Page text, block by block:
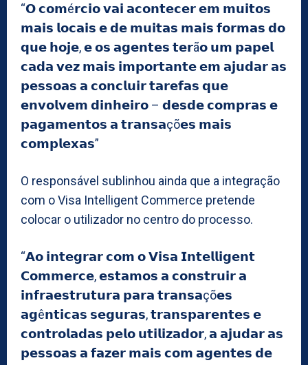
“𝗢 𝗰𝗼𝗺é𝗿𝗰𝗶𝗼 𝘃𝗮𝗶 𝗮𝗰𝗼𝗻𝘁𝗲𝗰𝗲𝗿 𝗲𝗺 𝗺𝘂𝗶𝘁𝗼𝘀
𝗺𝗮𝗶𝘀 𝗹𝗼𝗰𝗮𝗶𝘀 𝗲 𝗱𝗲 𝗺𝘂𝗶𝘁𝗮𝘀 𝗺𝗮𝗶𝘀 𝗳𝗼𝗿𝗺𝗮𝘀 𝗱𝗼
𝗾𝘂𝗲 𝗵𝗼𝗷𝗲, 𝗲 𝗼𝘀 𝗮𝗴𝗲𝗻𝘁𝗲𝘀 𝘁𝗲𝗿ã𝗼 𝘂𝗺 𝗽𝗮𝗽𝗲𝗹
𝗰𝗮𝗱𝗮 𝘃𝗲𝘇 𝗺𝗮𝗶𝘀 𝗶𝗺𝗽𝗼𝗿𝘁𝗮𝗻𝘁𝗲 𝗲𝗺 𝗮𝗷𝘂𝗱𝗮𝗿 𝗮𝘀
𝗽𝗲𝘀𝘀𝗼𝗮𝘀 𝗮 𝗰𝗼𝗻𝗰𝗹𝘂𝗶𝗿 𝘁𝗮𝗿𝗲𝗳𝗮𝘀 𝗾𝘂𝗲
𝗲𝗻𝘃𝗼𝗹𝘃𝗲𝗺 𝗱𝗶𝗻𝗵𝗲𝗶𝗿𝗼 – 𝗱𝗲𝘀𝗱𝗲 𝗰𝗼𝗺𝗽𝗿𝗮𝘀 𝗲
𝗽𝗮𝗴𝗮𝗺𝗲𝗻𝘁𝗼𝘀 𝗮 𝘁𝗿𝗮𝗻𝘀𝗮çõ𝗲𝘀 𝗺𝗮𝗶𝘀
𝗰𝗼𝗺𝗽𝗹𝗲𝘅𝗮𝘀”
O responsável sublinhou ainda que a integração
com o Visa Intelligent Commerce pretende
colocar o utilizador no centro do processo.
“𝗔𝗼 𝗶𝗻𝘁𝗲𝗴𝗿𝗮𝗿 𝗰𝗼𝗺 𝗼 𝗩𝗶𝘀𝗮 𝗜𝗻𝘁𝗲𝗹𝗹𝗶𝗴𝗲𝗻𝘁
𝗖𝗼𝗺𝗺𝗲𝗿𝗰𝗲, 𝗲𝘀𝘁𝗮𝗺𝗼𝘀 𝗮 𝗰𝗼𝗻𝘀𝘁𝗿𝘂𝗶𝗿 𝗮
𝗶𝗻𝗳𝗿𝗮𝗲𝘀𝘁𝗿𝘂𝘁𝘂𝗿𝗮 𝗽𝗮𝗿𝗮 𝘁𝗿𝗮𝗻𝘀𝗮çõ𝗲𝘀
𝗮𝗴ê𝗻𝘁𝗶𝗰𝗮𝘀 𝘀𝗲𝗴𝘂𝗿𝗮𝘀, 𝘁𝗿𝗮𝗻𝘀𝗽𝗮𝗿𝗲𝗻𝘁𝗲𝘀 𝗲
𝗰𝗼𝗻𝘁𝗿𝗼𝗹𝗮𝗱𝗮𝘀 𝗽𝗲𝗹𝗼 𝘂𝘁𝗶𝗹𝗶𝘇𝗮𝗱𝗼𝗿, 𝗮 𝗮𝗷𝘂𝗱𝗮𝗿 𝗮𝘀
𝗽𝗲𝘀𝘀𝗼𝗮𝘀 𝗮 𝗳𝗮𝘇𝗲𝗿 𝗺𝗮𝗶𝘀 𝗰𝗼𝗺 𝗮𝗴𝗲𝗻𝘁𝗲𝘀 𝗱𝗲